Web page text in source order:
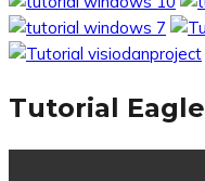
Tutorial Eagle